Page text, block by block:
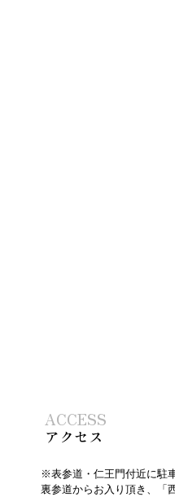
ACCESS
アクセス
※表参道・仁王門付近に駐
裏参道からお入り頂き、「